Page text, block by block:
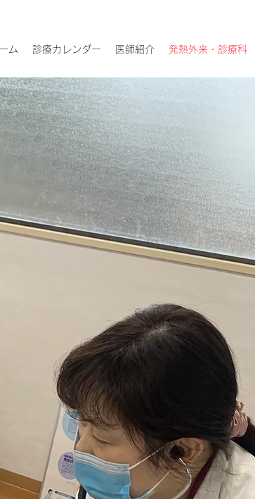
ム 診療カレンダー 医師紹介 発熱外来・診療科